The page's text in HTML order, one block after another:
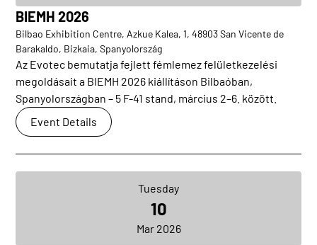
BIEMH 2026
Bilbao Exhibition Centre, Azkue Kalea, 1, 48903 San Vicente de
Barakaldo, Bizkaia, Spanyolország
Az Evotec bemutatja fejlett fémlemez felületkezelési
megoldásait a BIEMH 2026 kiállításon Bilbaóban,
Spanyolországban – 5 F-41 stand, március 2–6. között.
Event Details
Tuesday
10
Mar 2026